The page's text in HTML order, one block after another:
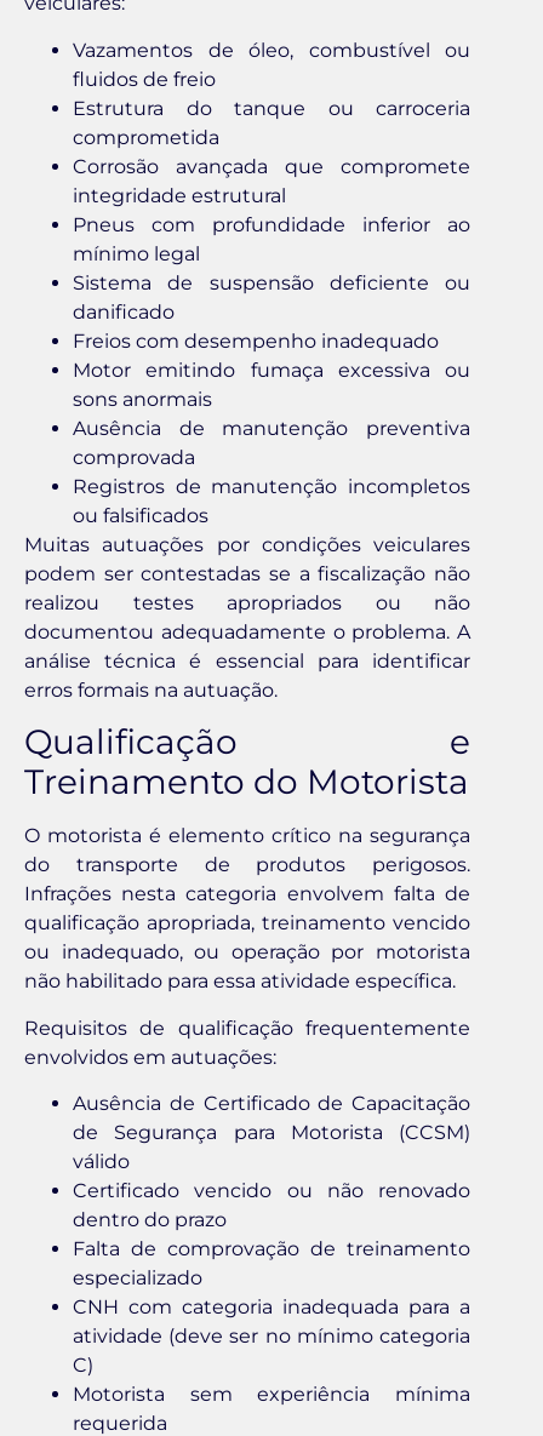
Vazamentos de óleo, combustível ou
fluidos de freio
Estrutura do tanque ou carroceria
comprometida
Corrosão avançada que compromete
integridade estrutural
Pneus com profundidade inferior ao
mínimo legal
Sistema de suspensão deficiente ou
danificado
Freios com desempenho inadequado
Motor emitindo fumaça excessiva ou
sons anormais
Ausência de manutenção preventiva
comprovada
Registros de manutenção incompletos
ou falsificados
Muitas autuações por condições veiculares
podem ser contestadas se a fiscalização não
realizou testes apropriados ou não
documentou adequadamente o problema. A
análise técnica é essencial para identificar
erros formais na autuação.
Qualificação e
Treinamento do Motorista
O motorista é elemento crítico na segurança
do transporte de produtos perigosos.
Infrações nesta categoria envolvem falta de
qualificação apropriada, treinamento vencido
ou inadequado, ou operação por motorista
não habilitado para essa atividade específica.
Requisitos de qualificação frequentemente
envolvidos em autuações:
Ausência de Certificado de Capacitação
de Segurança para Motorista (CCSM)
válido
Certificado vencido ou não renovado
dentro do prazo
Falta de comprovação de treinamento
especializado
CNH com categoria inadequada para a
atividade (deve ser no mínimo categoria
C)
Motorista sem experiência mínima
requerida